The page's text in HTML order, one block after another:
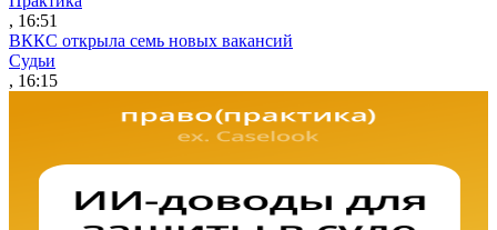
, 16:51
ВККС открыла семь новых вакансий
Судьи
, 16:15